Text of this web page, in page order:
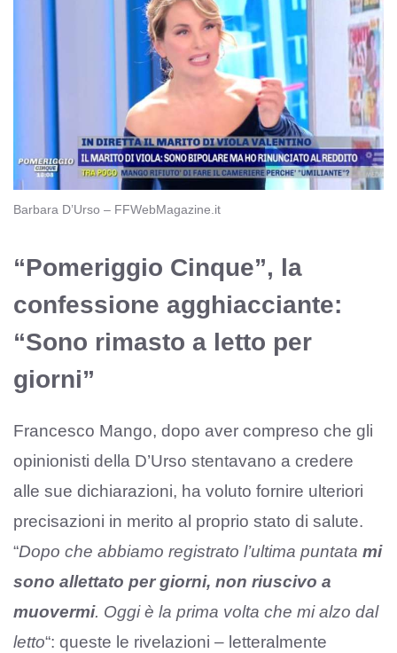
Barbara D’Urso – FFWebMagazine.it
“Pomeriggio Cinque”, la
confessione agghiacciante:
“Sono rimasto a letto per
giorni”
Francesco Mango, dopo aver compreso che gli
opinionisti della D’Urso stentavano a credere
alle sue dichiarazioni, ha voluto fornire ulteriori
precisazioni in merito al proprio stato di salute.
“Dopo che abbiamo registrato l’ultima puntata mi
sono allettato per giorni, non riuscivo a
muovermi. Oggi è la prima volta che mi alzo dal
letto“: queste le rivelazioni – letteralmente